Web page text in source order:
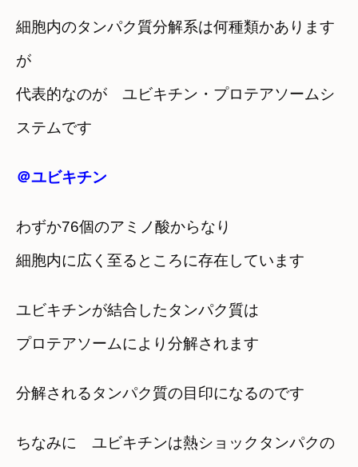
細胞内のタンパク質分解系は何種類かあります
が
代表的なのが ユビキチン・プロテアソームシ
ステムです
＠ユビキチン
わずか76個のアミノ酸からなり
細胞内に広く至るところに存在しています
ユビキチンが結合したタンパク質は
プロテアソームにより分解されます
分解されるタンパク質の目印になるのです
ちなみに ユビキチンは熱ショックタンパクの